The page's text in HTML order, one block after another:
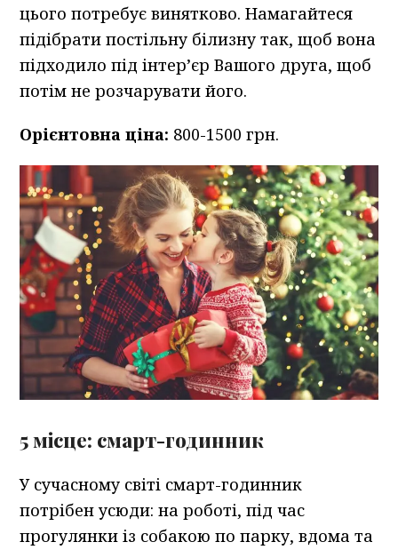
цього потребує винятково. Намагайтеся
підібрати постільну білизну так, щоб вона
підходило під інтер’єр Вашого друга, щоб
потім не розчарувати його.
Орієнтовна ціна: 800-1500 грн.
5 місце: смарт-годинник
У сучасному світі смарт-годинник
потрібен усюди: на роботі, під час
прогулянки із собакою по парку, вдома та